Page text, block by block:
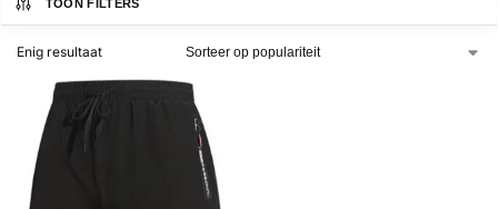
TOON FILTERS
Enig resultaat